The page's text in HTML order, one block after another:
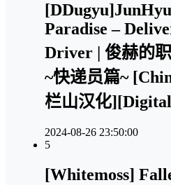
Paradise –
Driver | 俊赫的
~快递员篇~
栏山汉化
2024-08-26 23:50:00
5
[Whitemoss]